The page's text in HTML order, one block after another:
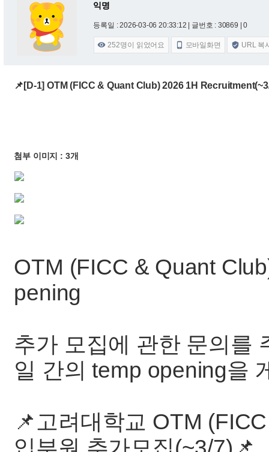
익명
등록일 : 2026-03-06 20:33:12 | 글번호 : 30869 | 0
 252명이 읽었어요  모바일화면  URL 복
📌[D-1] OTM (FICC & Quant Club) 2026 1H
첨부 이미지 : 3개
OTM (FICC & Quant
pening
추가 모집에 관한 문의를
일 간의 temp opening을
📌고려대학교 OTM